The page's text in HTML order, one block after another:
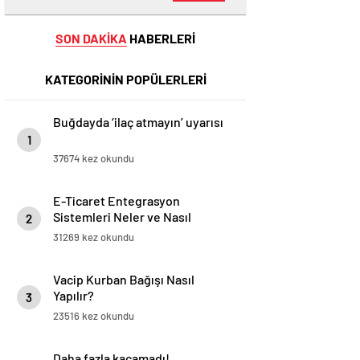
SON DAKİKA HABERLERİ
KATEGORİNİN POPÜLERLERİ
1
Buğdayda ‘ilaç atmayın’ uyarısı
37674 kez okundu
2
E-Ticaret Entegrasyon
Sistemleri Neler ve Nasıl
Yapılır?
31269 kez okundu
3
Vacip Kurban Bağışı Nasıl
Yapılır?
23516 kez okundu